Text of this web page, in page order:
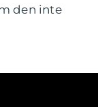
den inte